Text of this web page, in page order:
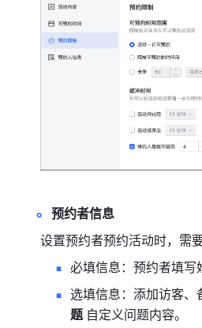
预约者信息
设置预约者预约活动时，需
必填信息：预约者填写
选填信息：添加访客、
题 自定义问题内容。